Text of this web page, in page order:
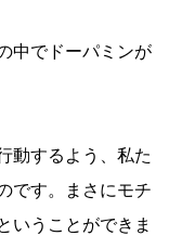
中でドーパミンが
動するよう、私た
です。まさにモチ
いうことができま